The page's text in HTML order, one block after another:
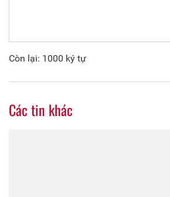
Còn lại: 1000 ký tự
Các tin khác